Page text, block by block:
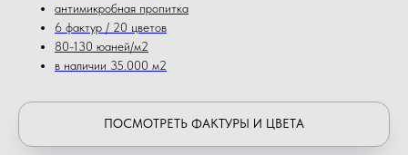
антимикробная пропитка
6 фактур / 20 цветов
80-130 юаней/м2
в наличии 35.000 м2
ПОСМОТРЕТЬ ФАКТУРЫ И ЦВЕТА